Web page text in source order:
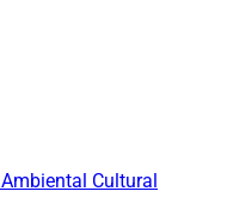
Ambiental Cultural